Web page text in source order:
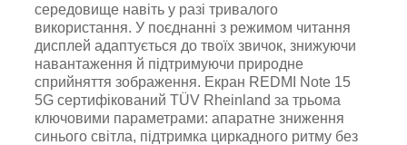
середовище навіть у разі тривалого
використання. У поєднанні з режимом читання
дисплей адаптується до твоїх звичок, знижуючи
навантаження й підтримуючи природне
сприйняття зображення. Екран REDMI Note 15
5G сертифікований TÜV Rheinland за трьома
ключовими параметрами: апаратне зниження
синього світла, підтримка циркадного ритму без